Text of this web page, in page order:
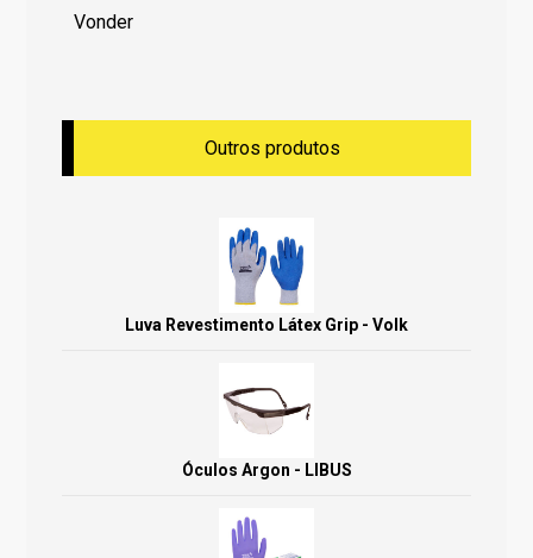
Vonder
Outros produtos
Luva Revestimento Látex Grip - Volk
Óculos Argon - LIBUS